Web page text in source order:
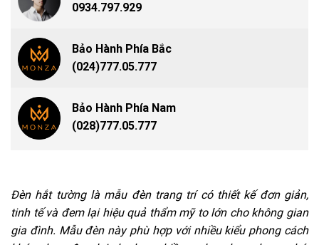
0934.797.929
Bảo Hành Phía Bắc
(024)777.05.777
Bảo Hành Phía Nam
(028)777.05.777
Đèn hắt tường là mẫu đèn trang trí có thiết kế đơn giản,
tinh tế và đem lại hiệu quả thẩm mỹ to lớn cho không gian
gia đình. Mẫu đèn này phù hợp với nhiều kiểu phong cách